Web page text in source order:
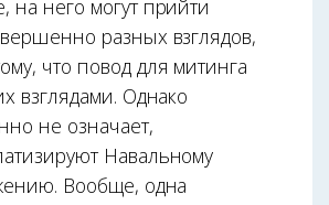
на него могут прийти
разных взглядов,
что повод для митинга
взглядами. Однако
не означает,
Навальному
Вообще, одна